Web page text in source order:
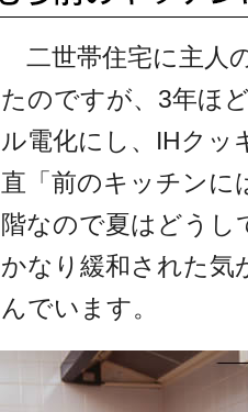
二世帯住宅に主人
たのですが、3年ほ
ル電化にし、IHクッ
直「前のキッチンに
階なので夏はどうし
かなり緩和された気
んでいます。